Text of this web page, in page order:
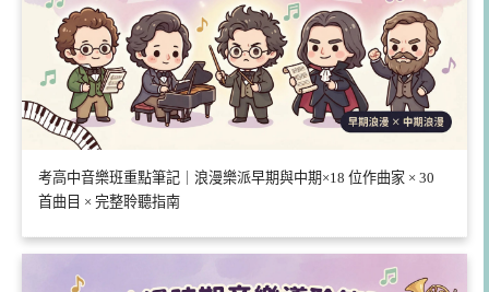
考高中音樂班重點筆記｜浪漫樂派早期與中期×18 位作曲家 × 30
首曲目 × 完整聆聽指南